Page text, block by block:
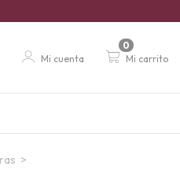
Mi cuenta Mi carrito
0
>